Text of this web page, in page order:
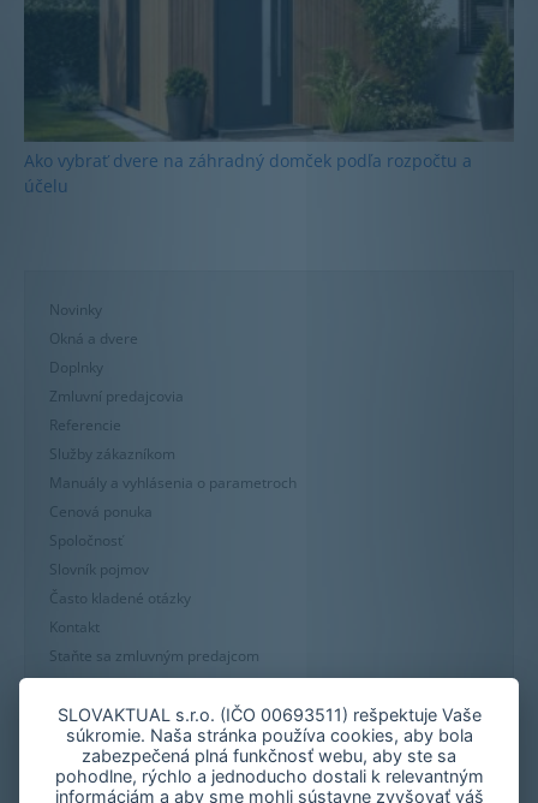
Ako vybrať dvere na záhradný domček podľa rozpočtu a
účelu
Novinky
Okná a dvere
Doplnky
Zmluvní predajcovia
Referencie
Služby zákazníkom
Manuály a vyhlásenia o parametroch
Cenová ponuka
Spoločnosť
Slovník pojmov
Často kladené otázky
Kontakt
Staňte sa zmluvným predajcom
Mapa stránky
Zásady používania súborov cookie
Nastavenie cookies
Oznámenie nekalých praktík
SLOVAKTUAL s.r.o. (IČO 00693511) rešpektuje Vaše
súkromie. Naša stránka používa cookies, aby bola
zabezpečená plná funkčnosť webu, aby ste sa
pohodlne, rýchlo a jednoducho dostali k relevantným
informáciám a aby sme mohli sústavne zvyšovať váš